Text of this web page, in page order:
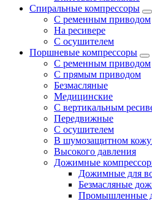
Спиральные компрессоры
С ременным приводом
На ресивере
С осушителем
Поршневые компрессоры
С ременным приводом
С прямым приводом
Безмасляные
Медицинские
С вертикальным
Передвижные
С осушителем
В шумозащитном
Высокого давления
Дожимные
Дожимные для
Безмасляные
Промышленные